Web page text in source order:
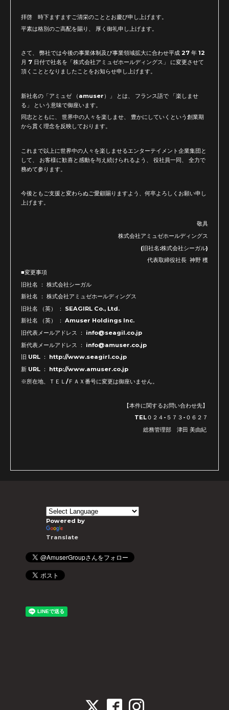
拝啓 時下ますますご清栄のこととお慶び申し上げます。
平素は格別のご高配を賜り、 厚く御礼申し上げます。
さて、 弊社では今後の事業体制及び事業領域拡大に合わせ平成 27 年 12
月 7 日付で社名を「株式会社アミュゼホールディングス」 に変更させて
頂くこととなりましたことをお知らせ申し上げます。
新社名の「アミュゼ （amuser）」 とは、 フランス語で 「楽しませ
る」 という意味で御座います。
同志とともに、 世界中の人々を楽しませ、 豊かにしていくという創業期
から貫く理念を反映しております。
これまで以上に世界中の人々を楽しませるエンターテイメント企業集団と
して、 お客様に歓喜と感動を与え続けられるよう、 役社員一同、 全力で
務めて参ります。
今後ともご支援と変わらぬご愛顧賜りますよう、何卒よろしくお願い申し
上げます。
敬具
株式会社アミュゼホールディングス
(旧社名:株式会社シーガル)
代表取締役社長 神野 穫
■変更事項
旧社名 ： 株式会社シーガル
新社名 ： 株式会社アミュゼホールディングス
旧社名 （英） ： SEAGIRL Co., Ltd.
新社名 （英） ： Amuser Holdings Inc.
旧代表メールアドレス ： info@seagil.co.jp
新代表メールアドレス ： info@amuser.co.jp
旧 URL ： http://www.seagirl.co.jp
新 URL ： http://www.amuser.co.jp
※所在地、ＴＥＬ/ＦＡＸ番号に変更は御座いません。
【本件に関するお問い合わせ先】
TEL０２４-５７３-０６２７
総務管理部 津田 美由紀
Powered by
Translate